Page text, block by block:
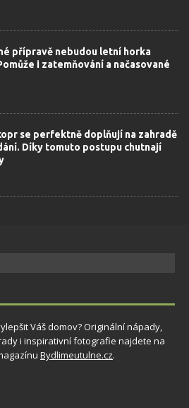
přípravě nebudou letní horka
i zatemňování a načasované
se perfektně doplňují na zahradě
Díky tomuto postupu chutnají
Váš domov? Originální nápady,
i inspirativní fotografie najdete na
Bydlimeutulne.cz.